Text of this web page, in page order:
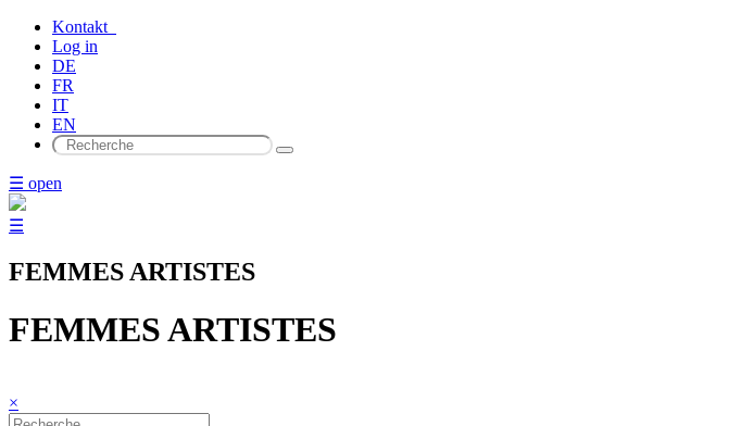
Kontakt
Log in
DE
FR
IT
EN
☰ open
☰
FEMMES ARTISTES
FEMMES ARTISTES
×